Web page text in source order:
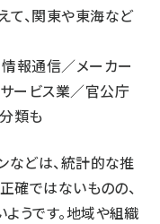
て、関東や東海など
情報通信／メーカー
ービス業／官公庁
類も
などは、統計的な推
確ではないものの、
うです。地域や組織